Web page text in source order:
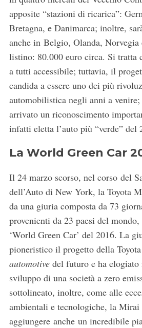
apposite “stazioni di ricarica”:
Bretagna, e Danimarca; inoltre,
anche in Belgio, Olanda, Norvegia
listino: 80.000 euro circa. Si tratta
a tutti accessibile; tuttavia, il
candida a essere uno dei più
automobilistica negli anni a venire;
arrivato un riconoscimento
infatti eletta l’auto più “verde” del
La World Green Car
Il 24 marzo scorso, nel corso del
dell’Auto di New York, la Toyota
da una giuria composta da 73
provenienti da 23 paesi del
‘World Green Car’ del 2016. La
pioneristico il progetto della
automotivedel futuro e ha
sviluppo di una società a zero
sottolineato, inoltre, come alle
ambientali e tecnologiche, la Mirai
aggiungere anche un incredibile